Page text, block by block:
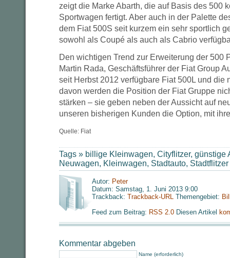
zeigt die Marke Abarth, die auf Basis des 500
Sportwagen fertigt. Aber auch in der Palette
dem Fiat 500S seit kurzem ein sehr sportlich
sowohl als Coupé als auch als Cabrio
Den wichtigen Trend zur Erweiterung der 500
Martin Rada, Geschäftsführer der Fiat Group
seit Herbst 2012 verfügbare Fiat 500L und die
davon werden die Position der Fiat Gruppe
stärken – sie geben neben der Aussicht auf
unseren bisherigen Kunden die Option, mit
Quelle: Fiat
Tags » billige Kleinwagen, Cityflitzer, günstige
Neuwagen, Kleinwagen, Stadtauto, Stadtflitzer
Autor: Peter
Datum: Samstag, 1. Juni 2013 9:00
Trackback: Trackback-URL Themengebiet:
Feed zum Beitrag: RSS 2.0 Diesen Artikel
Kommentar abgeben
Name (erforderlich)